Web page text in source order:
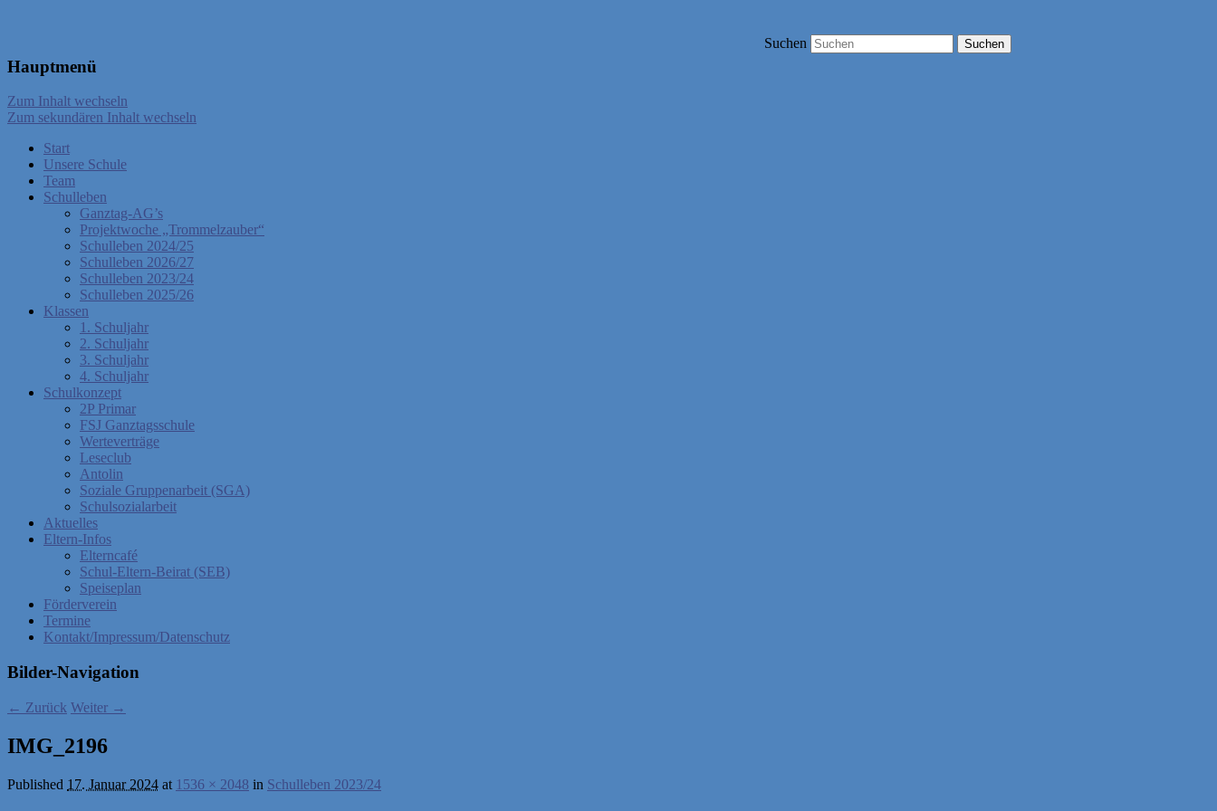
Suchen
Hauptmenü
Zum Inhalt wechseln
Zum sekundären Inhalt wechseln
Start
Unsere Schule
Team
Schulleben
Ganztag-AG’s
Projektwoche „Trommelzauber“
Schulleben 2024/25
Schulleben 2026/27
Schulleben 2023/24
Schulleben 2025/26
Klassen
1. Schuljahr
2. Schuljahr
3. Schuljahr
4. Schuljahr
Schulkonzept
2P Primar
FSJ Ganztagsschule
Werteverträge
Leseclub
Antolin
Soziale Gruppenarbeit (SGA)
Schulsozialarbeit
Aktuelles
Eltern-Infos
Elterncafé
Schul-Eltern-Beirat (SEB)
Speiseplan
Förderverein
Termine
Kontakt/Impressum/Datenschutz
Bilder-Navigation
← Zurück Weiter →
IMG_2196
Published 17. Januar 2024 at 1536 × 2048 in Schulleben 2023/24